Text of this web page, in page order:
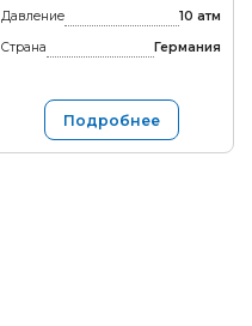
Давление
10 атм
Страна
Германия
Подробнее